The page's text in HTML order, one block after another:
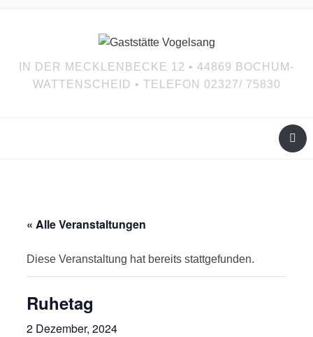
IN DER MECKLENBECKE 12 • 44869 BOCHUM-
WATTENSCHEID • TELEFON 02327/ 75830
« Alle Veranstaltungen
Diese Veranstaltung hat bereits stattgefunden.
Ruhetag
2 Dezember, 2024